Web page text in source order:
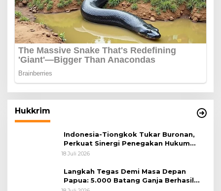
Hukkrim
Indonesia-Tiongkok Tukar Buronan,
Perkuat Sinergi Penegakan Hukum
Lintas Negara
18 Juli 2026
Langkah Tegas Demi Masa Depan
Papua: 5.000 Batang Ganja Berhasil
Diungkap Koops TNI Habema